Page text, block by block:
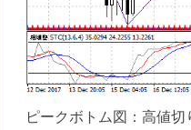
ピークボトム図：高値